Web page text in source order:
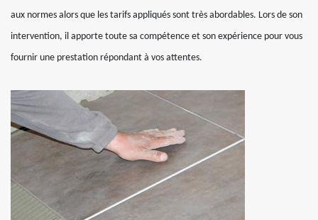
aux normes alors que les tarifs appliqués sont très abordables. Lors de son
intervention, il apporte toute sa compétence et son expérience pour vous
fournir une prestation répondant à vos attentes.